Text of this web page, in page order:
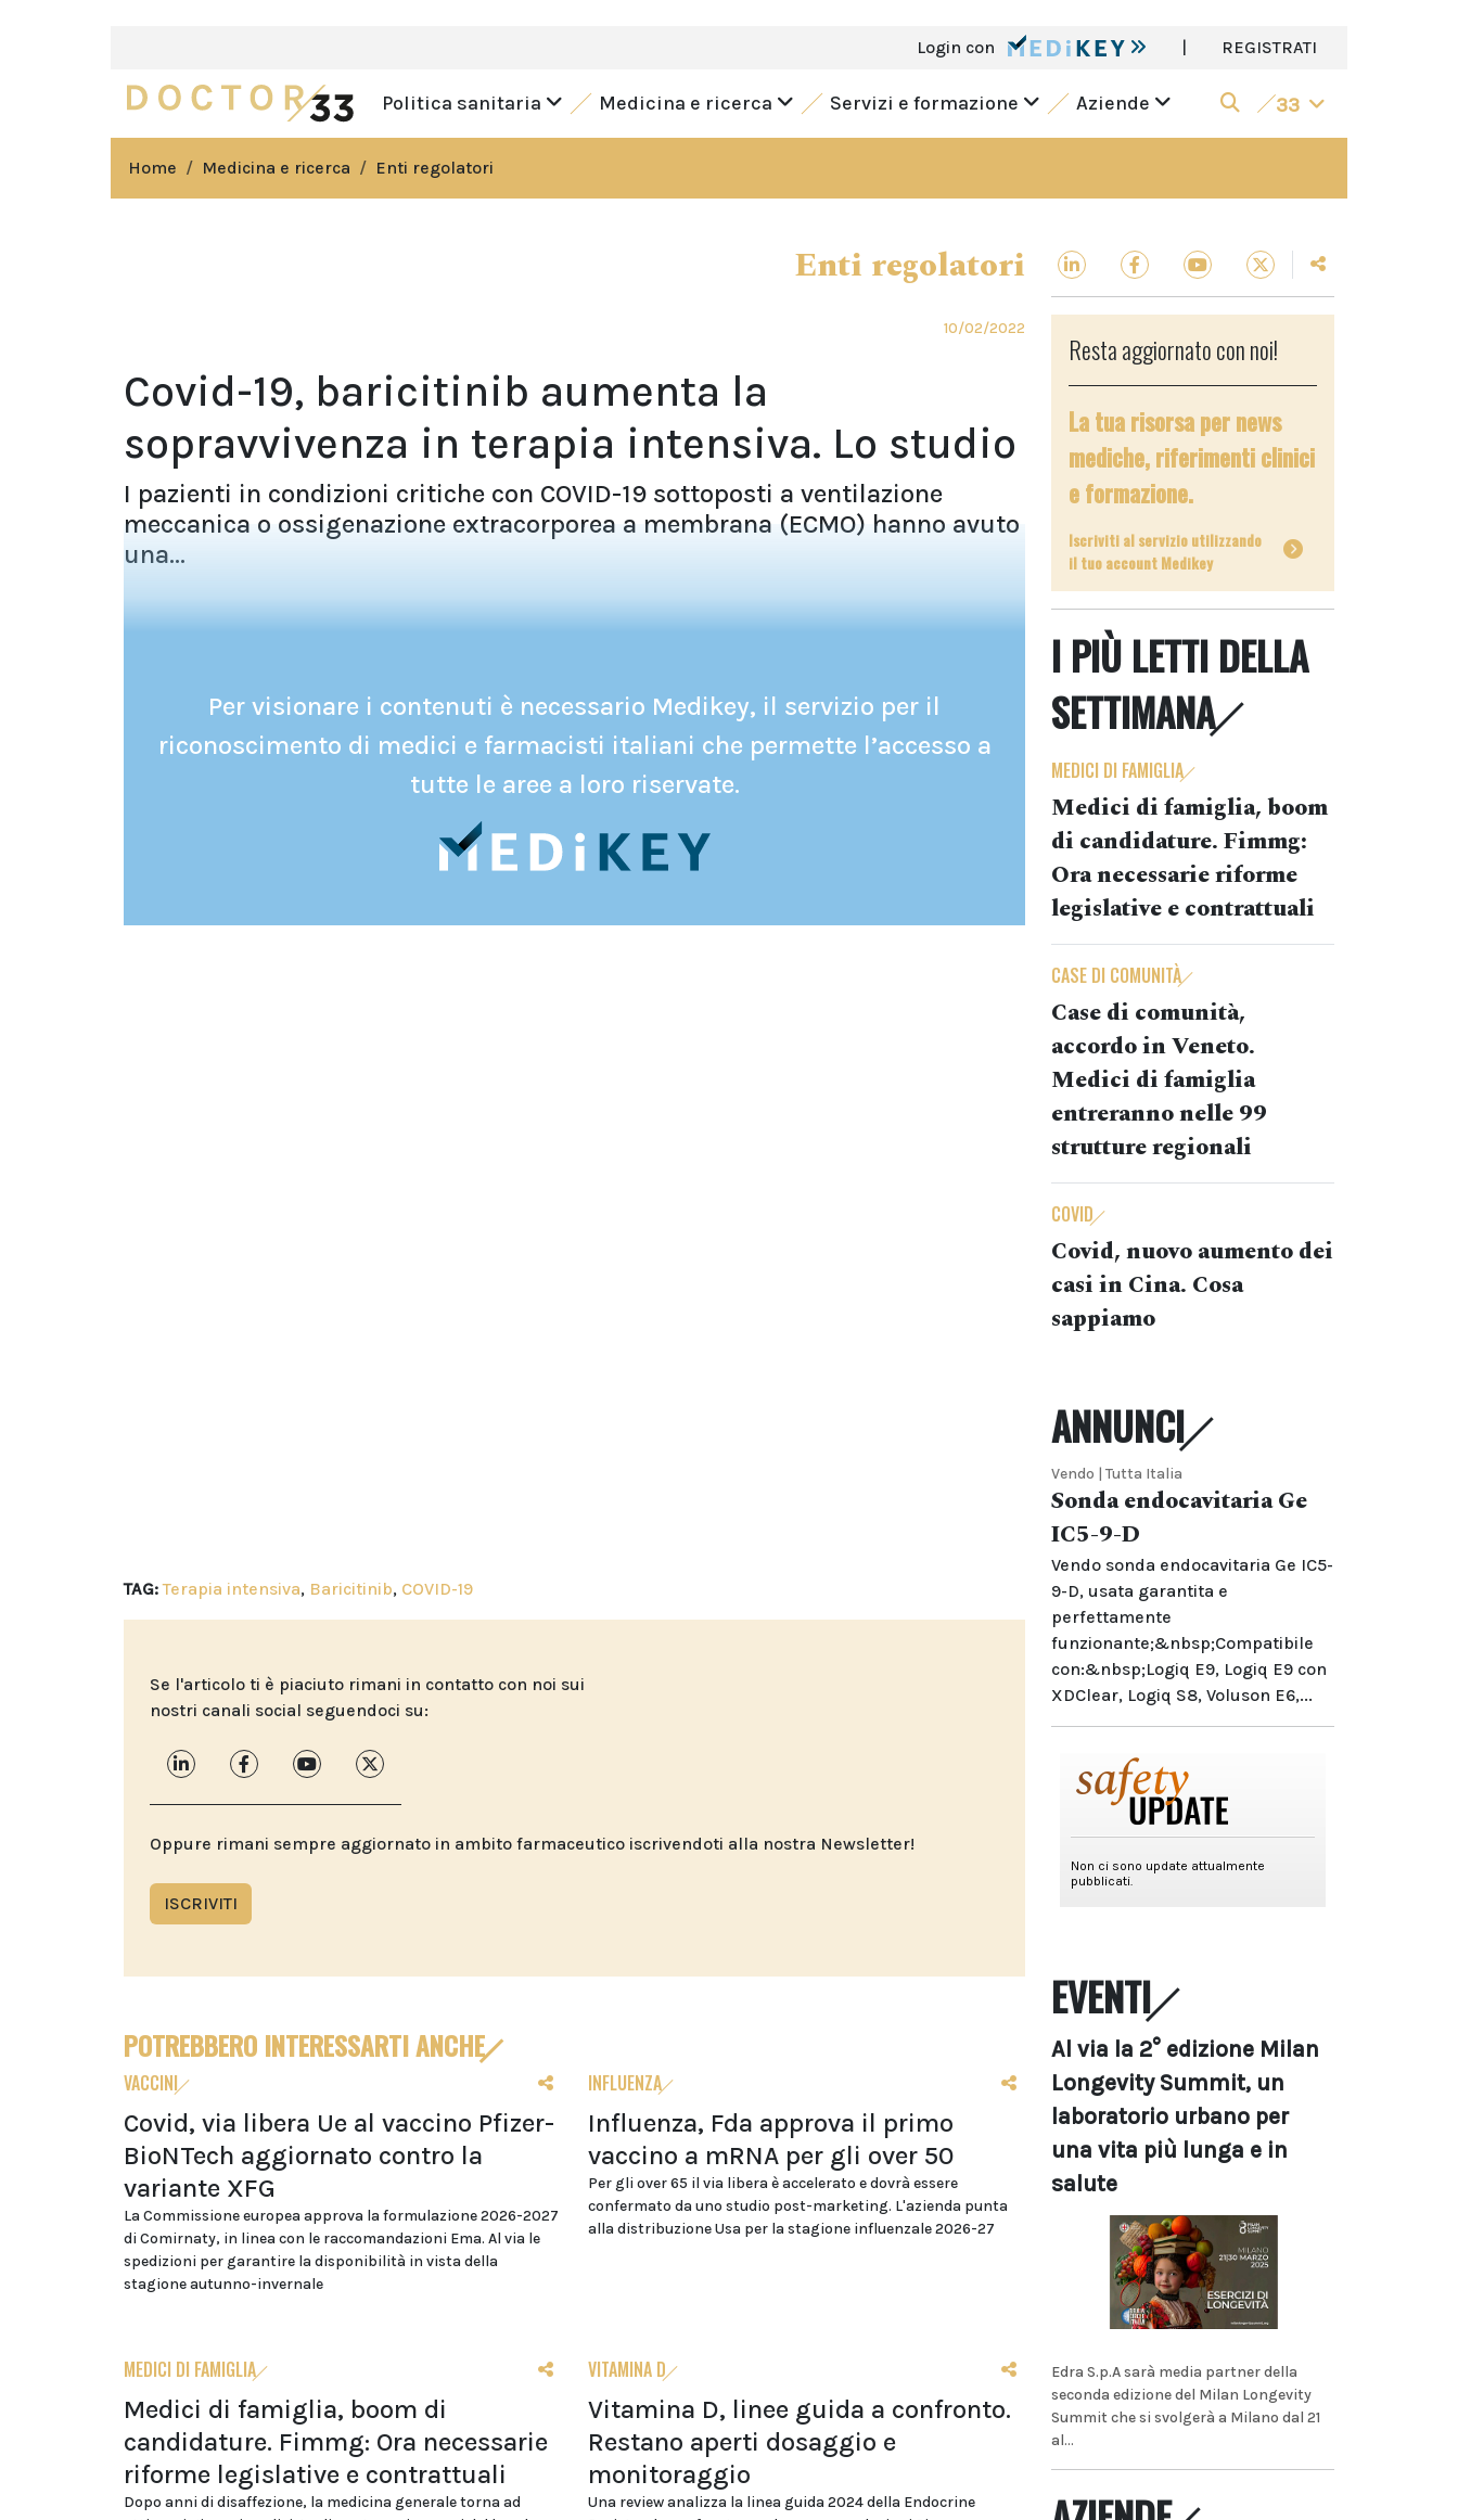
Login con | REGISTRATI
Politica sanitaria Medicina e ricerca Servizi e formazione Aziende 33
Home Medicina e ricerca Enti regolatori
Enti regolatori
10/02/2022
Covid-19, baricitinib aumenta la
sopravvivenza in terapia intensiva. Lo studio
I pazienti in condizioni critiche con COVID-19 sottoposti a ventilazione
meccanica o ossigenazione extracorporea a membrana (ECMO) hanno avuto
una...
Per visionare i contenuti è necessario Medikey, il servizio per il
riconoscimento di medici e farmacisti italiani che permette l’accesso a
tutte le aree a loro riservate.
TAG: Terapia intensiva, Baricitinib, COVID-19
Se l'articolo ti è piaciuto rimani in contatto con noi sui
nostri canali social seguendoci su:
Oppure rimani sempre aggiornato in ambito farmaceutico iscrivendoti alla nostra Newsletter!
ISCRIVITI
POTREBBERO INTERESSARTI ANCHE
VACCINI
Covid, via libera Ue al vaccino Pfizer-
BioNTech aggiornato contro la
variante XFG
La Commissione europea approva la formulazione 2026-2027
di Comirnaty, in linea con le raccomandazioni Ema. Al via le
spedizioni per garantire la disponibilità in vista della
stagione autunno-invernale
INFLUENZA
Influenza, Fda approva il primo
vaccino a mRNA per gli over 50
Per gli over 65 il via libera è accelerato e dovrà essere
confermato da uno studio post-marketing. L'azienda punta
alla distribuzione Usa per la stagione influenzale 2026-27
MEDICI DI FAMIGLIA
Medici di famiglia, boom di
candidature. Fimmg: Ora necessarie
riforme legislative e contrattuali
Dopo anni di disaffezione, la medicina generale torna ad
VITAMINA D
Vitamina D, linee guida a confronto.
Restano aperti dosaggio e
monitoraggio
Una review analizza la linea guida 2024 della Endocrine
Resta aggiornato con noi!
La tua risorsa per news
mediche, riferimenti clinici
e formazione.
Iscriviti al servizio utilizzando
il tuo account Medikey
I PIÙ LETTI DELLA
SETTIMANA
MEDICI DI FAMIGLIA
Medici di famiglia, boom
di candidature. Fimmg:
Ora necessarie riforme
legislative e contrattuali
CASE DI COMUNITÀ
Case di comunità,
accordo in Veneto.
Medici di famiglia
entreranno nelle 99
strutture regionali
COVID
Covid, nuovo aumento dei
casi in Cina. Cosa
sappiamo
ANNUNCI
Vendo | Tutta Italia
Sonda endocavitaria Ge
IC5-9-D
Vendo sonda endocavitaria Ge IC5-
9-D, usata garantita e
perfettamente
funzionante;&nbsp;Compatibile
con:&nbsp;Logiq E9, Logiq E9 con
XDClear, Logiq S8, Voluson E6,...
EVENTI
Al via la 2° edizione Milan
Longevity Summit, un
laboratorio urbano per
una vita più lunga e in
salute
Edra S.p.A sarà media partner della
seconda edizione del Milan Longevity
Summit che si svolgerà a Milano dal 21
al...